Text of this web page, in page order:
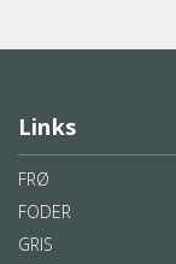
Links
FRØ
FODER
GRIS